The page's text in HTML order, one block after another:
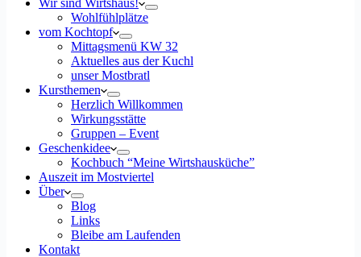
Wir sind Wirtshaus!
Wohlfühlplätze
vom Kochtopf
Mittagsmenü KW 32
Aktuelles aus der Kuchl
unser Mostbratl
Kursthemen
Herzlich Willkommen
Wirkungsstätte
Gruppen – Event
Geschenkidee
Kochbuch “Meine Wirtshausküche”
Auszeit im Mostviertel
Über
Blog
Links
Bleibe am Laufenden
Kontakt